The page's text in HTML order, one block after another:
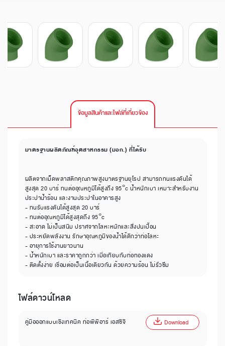
ข้อมูลสินค้าและไฟล์ที่เกี่ยวข้อง
มาตรฐานผลิตภัณฑ์อุตสาหกรรม (มอก.) ที่ได้รับ
ผลิตจากเม็ดพลาสติกคุณภาพสูงมาตรฐานยุโรป สามารถทนแรงดันได้
สูงสุด 20 บาร์ ทนต่ออุณหภูมิได้สูงถึง 95°c น้ำหนักเบา เหมาะสำหรับงาน
ประปาน้ำร้อน และงานประปาในอาคารสูง
- ทนรับแรงดันได้สูงสุด 20 บาร์
- ทนต่ออุณหภูมิได้สูงสุดถึง 95°c
- สะอาด ไม่เป็นสนิม ปราศจากโลหะหนักและสิ่งปนเปื้อน
- ประหยัดพลังงาน รักษาอุณหภูมิของน้ำได้ดีกว่าท่อโลหะ
- อายุการใช้งานยาวนาน
- น้ำหนักเบา และราคาถูกกว่า เมื่อเทียบกับท่อทองแดง
- ติดตั้งง่าย เชื่อมต่อเป็นเนื้อเดียวกัน ด้วยความร้อน ไม่รั่วซึม
ไฟล์ดาวน์โหลด
คู่มือออกแบบเชิงเทคนิค ท่อพีพีอาร์ เอสซีจี Download